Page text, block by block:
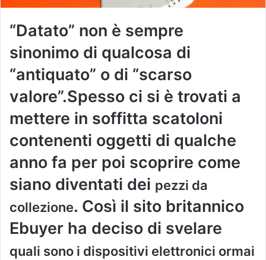
“Datato” non è sempre
sinonimo di qualcosa di
“antiquato” o di “scarso
valore”.Spesso ci si è trovati a
mettere in soffitta scatoloni
contenenti oggetti di qualche
anno fa per poi scoprire come
siano diventati dei pezzi da
collezione. Così il sito britannico
Ebuyer ha deciso di svelare
quali sono i dispositivi elettronici ormai